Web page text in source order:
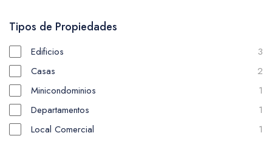
Tipos de Propiedades
Edificios
3
Casas
2
Minicondominios
1
Departamentos
1
Local Comercial
1